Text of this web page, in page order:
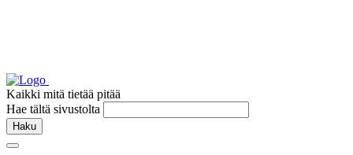
Kaikki mitä tietää pitää
Hae tältä sivustolta
Haku